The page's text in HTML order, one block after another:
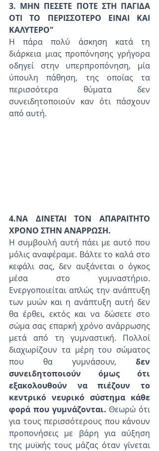
3. ΜΗΝ ΠΕΣΕΤΕ ΠΟΤΕ ΣΤΗ ΠΑΓΙΔΑ
ΟΤΙ ΤΟ ΠΕΡΙΣΣΟΤΕΡΟ ΕΙΝΑΙ ΚΑΙ
ΚΑΛΥΤΕΡΟ"
Η πάρα πολύ άσκηση κατά τη
διάρκεια μιας προπόνησης γρήγορα
οδηγεί στην υπερπροπόνηση, μία
ύπουλη πάθηση, της οποίας τα
περισσότερα θύματα δεν
συνειδητοποιούν καν ότι πάσχουν
από αυτή.
4.ΝΑ ΔΙΝΕΤΑΙ ΤΟΝ ΑΠΑΡΑΙΤΗΤΟ
ΧΡΟΝΟ ΣΤΗΝ ΑΝΑΡΡΩΣΗ.
Η συμβουλή αυτή πάει με αυτό που
μόλις αναφέραμε. Βάλτε το καλά στο
κεφάλι σας, δεν αυξάνεται ο όγκος
μέσα στο γυμναστήριο.
Ενεργοποιείται απλώς την ανάπτυξη
των μυών και η ανάπτυξη αυτή δεν
θα έρθει, εκτός και να δώσετε στο
σώμα σας επαρκή χρόνο ανάρρωσης
μετά από τη γυμναστική. Πολλοί
διαχωρίζουν τα μέρη του σώματος
που θα γυμνάσουν, δεν
συνειδητοποιούν όμως ότι
εξακολουθούν να πιέζουν το
κεντρικό νευρικό σύστημα κάθε
φορά που γυμνάζονται. Θεωρώ ότι
για τους περισσότερους που κάνουν
προπονήσεις με βάρη για αύξηση
της μυϊκής τους μάζας όταν γίνεται